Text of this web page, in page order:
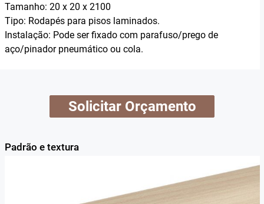
Tamanho: 20 x 20 x 2100
Tipo: Rodapés para pisos laminados.
Instalação: Pode ser fixado com parafuso/prego de
aço/pinador pneumático ou cola.
Solicitar Orçamento
Padrão e textura